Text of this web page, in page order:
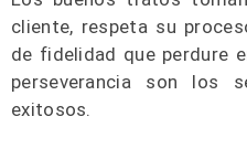
cliente, respeta su
de fidelidad que perdure
perseverancia son los
exitosos.